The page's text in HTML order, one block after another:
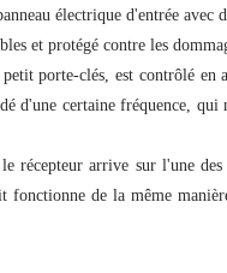
électrique d'entrée avec
et protégé contre les
porte-clés, est contrôlé en
d'une certaine fréquence, qui
récepteur arrive sur l'une des
de la même